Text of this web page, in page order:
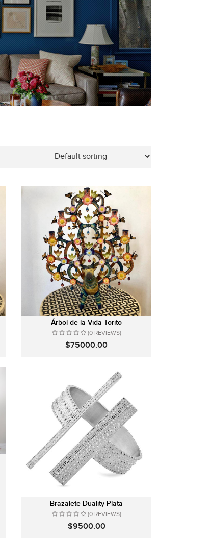
Árbol de la Vida Torito
(0 REVIEWS)
$75000.00
Brazalete Duality Plata
(0 REVIEWS)
$9500.00